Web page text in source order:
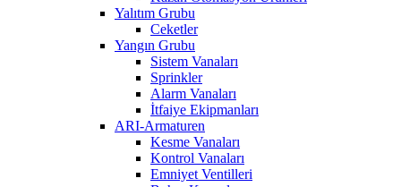
Yalıtım Grubu
Ceketler
Yangın Grubu
Sistem Vanaları
Sprinkler
Alarm Vanaları
İtfaiye Ekipmanları
ARI-Armaturen
Kesme Vanaları
Kontrol Vanaları
Emniyet Ventilleri